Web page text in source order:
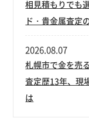
相見積もりでも
ド・貴金属査定
札幌市で金を売
査定歴13年、現
は
2026.08.07